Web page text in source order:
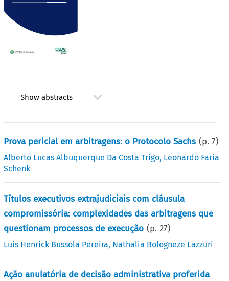
Show abstracts
Prova pericial em arbitragens: o Protocolo Sachs (p.7)
Alberto Lucas Albuquerque Da Costa Trigo, Leonardo Faria
Schenk
Títulos executivos extrajudiciais com cláusula
compromissória: complexidades das arbitragens que
questionam processos de execução (p.27)
Luis Henrick Bussola Pereira, Nathalia Bologneze Lazzuri
Ação anulatória de decisão administrativa proferida